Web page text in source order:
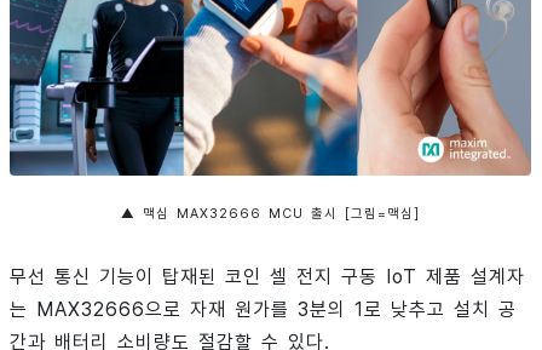
▲ 맥심 MAX32666 MCU 출시 [그림=맥심]
무선 통신 기능이 탑재된 코인 셀 전지 구동 IoT 제품 설계자
는 MAX32666으로 자재 원가를 3분의 1로 낮추고 설치 공
간과 배터리 소비량도 절감할 수 있다.